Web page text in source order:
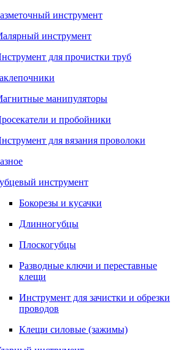
инструмент
инструмент
для прочистки труб
манипуляторы
и пробойники
для вязания проволоки
инструмент
Бокорезы и кусачки
Длинногубцы
Плоскогубцы
Разводные ключи и переставные
клещи
Инструмент для зачистки и обрезки
проводов
Клещи силовые (зажимы)